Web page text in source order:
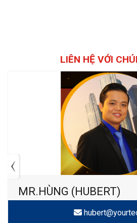
LIÊN HỆ VỚI
MR.HÙNG (HUBERT)